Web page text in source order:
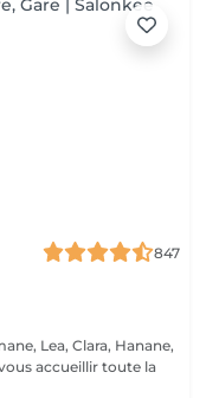
847
Lea, Clara, Hanane,
accueillir toute la